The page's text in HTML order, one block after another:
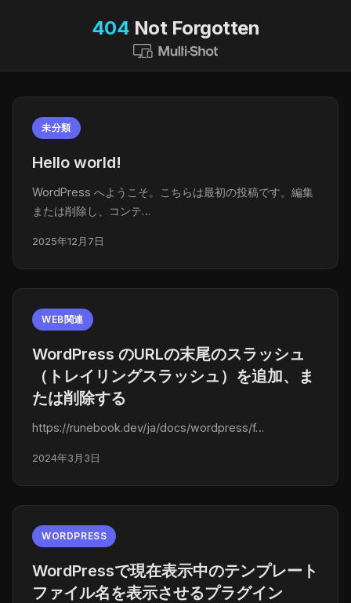
404 Not Forgotten
未分類
Hello world!
WordPress へようこそ。こちらは最初の投稿です。編集
または削除し、コンテ…
2025年12月7日
WEB関連
WordPress のURLの末尾のスラッシュ
（トレイリングスラッシュ）を追加、ま
たは削除する
https://runebook.dev/ja/docs/wordpress/f…
2024年3月3日
WORDPRESS
WordPressで現在表示中のテンプレート
ファイル名を表示させるプラグイン